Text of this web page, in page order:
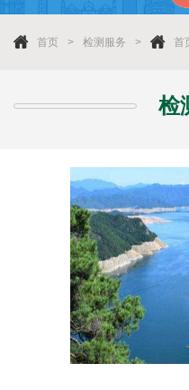
首页 检测服务 首
检